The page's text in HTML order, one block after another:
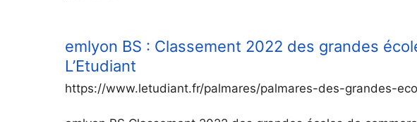
emlyon BS : Classement 2022 des grandes
L’Etudiant
https://www.letudiant.fr/palmares/palmares-des-grandes-